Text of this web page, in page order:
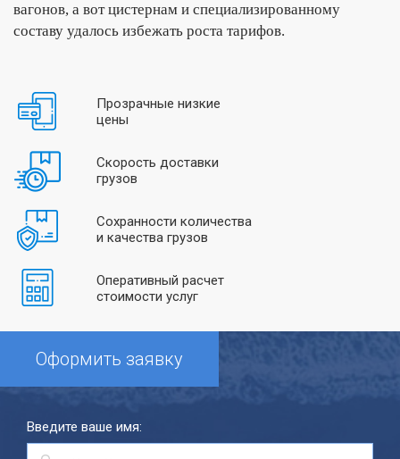
вагонов, а вот цистернам и специализированному
составу удалось избежать роста тарифов.
Прозрачные низкие
цены
Скорость доставки
грузов
Сохранности количества
и качества грузов
Оперативный расчет
стоимости услуг
Оформить заявку
Введите ваше имя: